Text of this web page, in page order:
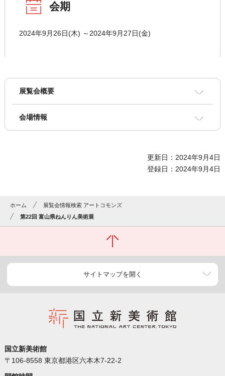
会期
2024年9月26日(木) ～2024年9月27日(金)
展覧会概要
会場情報
更新日：2024年9月4日
登録日：2024年9月4日
ホーム
展覧会情報検索 アートコモンズ
第22回 富山県ねんりん美術展
サイトマップを開く
国立新美術館
〒106-8558 東京都港区六本木7-22-2